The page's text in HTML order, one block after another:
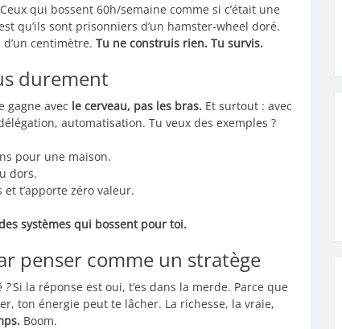
qui bossent 60h/semaine comme si c’était une
qu’ils sont prisonniers d’un hamster-wheel doré.
centimètre. Tu ne construis rien. Tu survis.
durement
gagne avec le cerveau, pas les bras. Et surtout : avec
automatisation. Tu veux des exemples ?
pour une maison.
dors.
t’apporte zéro valeur.
systèmes qui bossent pour toi.
penser comme un stratège
?Si la réponse est oui, t’es dans la merde. Parce que
ton énergie peut te lâcher. La richesse, la vraie,
Boom.